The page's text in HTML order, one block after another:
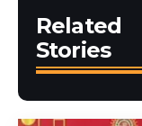
Related
Stories